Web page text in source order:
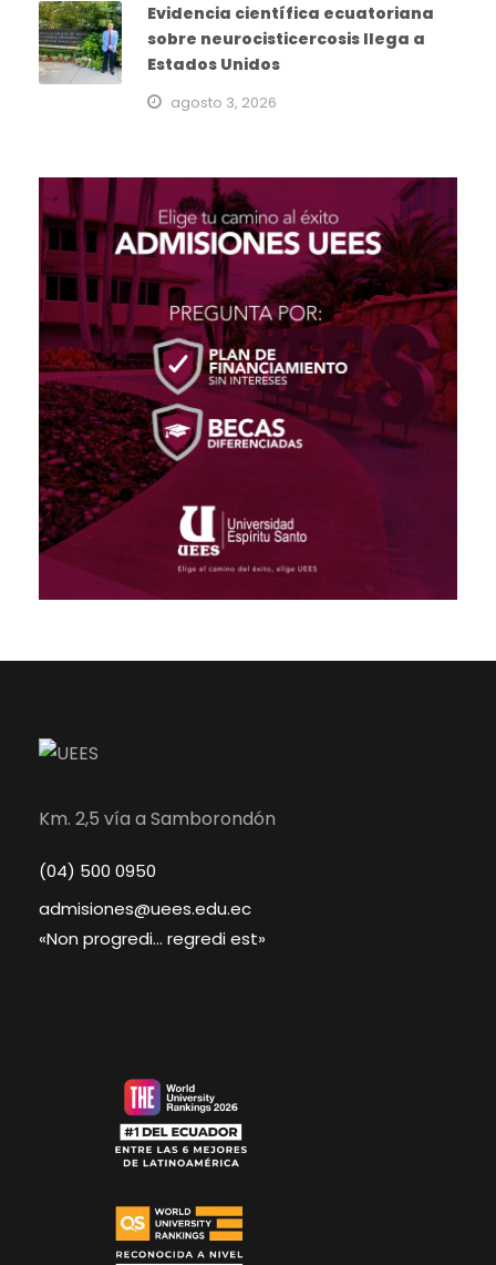
Evidencia científica ecuatoriana
sobre neurocisticercosis llega a
Estados Unidos
agosto 3, 2026
Km. 2,5 vía a Samborondón
(04) 500 0950
admisiones@uees.edu.ec
«Non progredi… regredi est»